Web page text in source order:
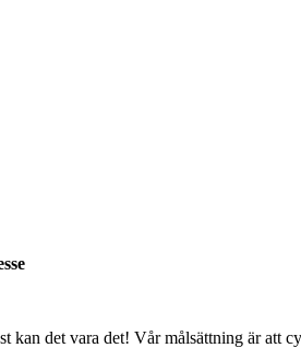
det vara det! Vår målsättning är att